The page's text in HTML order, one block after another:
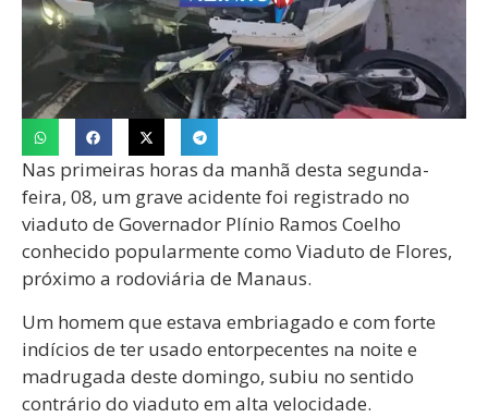
Nas primeiras horas da manhã desta segunda-
feira, 08, um grave acidente foi registrado no
viaduto de Governador Plínio Ramos Coelho
conhecido popularmente como Viaduto de Flores,
próximo a rodoviária de Manaus.
Um homem que estava embriagado e com forte
indícios de ter usado entorpecentes na noite e
madrugada deste domingo, subiu no sentido
contrário do viaduto em alta velocidade.